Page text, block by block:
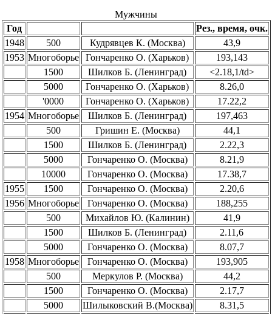
Мужчины
Год
Рез., время, очк.
1948
500 Кудрявцев К. (Москва)
43,9
1953 Многоборье Гончаренко О. (Харьков)
193,143
1500
Шилков Б. (Ленинград)
<2.18,1/td>
5000
Гончаренко О. (Харьков)
8.26,0
'0000
Гончаренко О. (Харьков)
17.22,2
1954 Многоборье Шилков Б. (Ленинград)
197,463
500
Гришин Е. (Москва)
44,1
1500
Шилков Б. (Ленинград)
2.22,3
5000
Гончаренко О. (Москва)
8.21,9
10000
Гончаренко О. (Москва)
17.38,7
1955
1500 Гончаренко О. (Москва)
2.20,6
1956 Многоборье Гончаренко О. (Москва)
188,255
500
Михайлов Ю. (Калинин)
41,9
1500
Шилков Б. (Ленинград)
2.11,6
5000
Гончаренко О. (Москва)
8.07,7
1958 Многоборье Гончаренко О. (Москва)
193,905
500
Меркулов Р. (Москва)
44,2
1500
Гончаренко О. (Москва)
2.17,7
5000
Шилыковский В.(Москва)
8.31,5